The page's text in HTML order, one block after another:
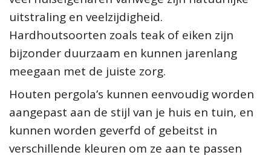
uitstraling en veelzijdigheid.
Hardhoutsoorten zoals teak of eiken zijn
bijzonder duurzaam en kunnen jarenlang
meegaan met de juiste zorg.
Houten pergola’s kunnen eenvoudig worden
aangepast aan de stijl van je huis en tuin, en
kunnen worden geverfd of gebeitst in
verschillende kleuren om ze aan te passen